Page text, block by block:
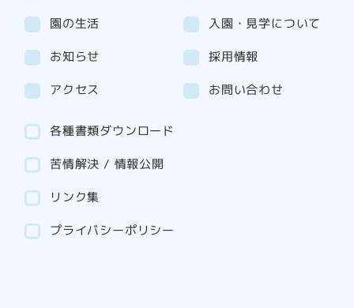
園の生活 入園・見学について
お知らせ
採用情報
アクセス
お問い合わせ
各種書類ダウンロード
苦情解決 / 情報公開
リンク集
プライバシーポリシー